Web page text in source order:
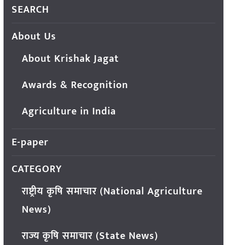
SEARCH
About Us
About Krishak Jagat
Awards & Recognition
Agriculture in India
E-paper
CATEGORY
राष्ट्रीय कृषि समाचार (National Agriculture
News)
राज्य कृषि समाचार (State News)